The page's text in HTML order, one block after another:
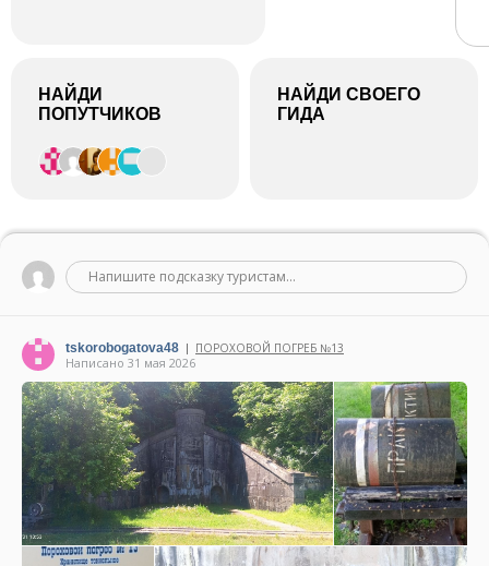
НАЙДИ
ПОПУТЧИКОВ
НАЙДИ СВОЕГО
ГИДА
Напишите подсказку туристам...
tskorobogatova48 | ПОРОХОВОЙ ПОГРЕБ №13
Написано 31 мая 2026